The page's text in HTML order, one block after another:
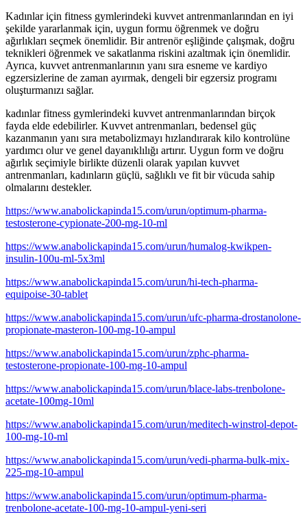
Kadınlar için fitness gymlerindeki kuvvet antrenmanlarından en iyi
şekilde yararlanmak için, uygun formu öğrenmek ve doğru
ağırlıkları seçmek önemlidir. Bir antrenör eşliğinde çalışmak, doğru
teknikleri öğrenmek ve sakatlanma riskini azaltmak için önemlidir.
Ayrıca, kuvvet antrenmanlarının yanı sıra esneme ve kardiyo
egzersizlerine de zaman ayırmak, dengeli bir egzersiz programı
oluşturmanızı sağlar.
kadınlar fitness gymlerindeki kuvvet antrenmanlarından birçok
fayda elde edebilirler. Kuvvet antrenmanları, bedensel güç
kazanmanın yanı sıra metabolizmayı hızlandırarak kilo kontrolüne
yardımcı olur ve genel dayanıklılığı artırır. Uygun form ve doğru
ağırlık seçimiyle birlikte düzenli olarak yapılan kuvvet
antrenmanları, kadınların güçlü, sağlıklı ve fit bir vücuda sahip
olmalarını destekler.
https://www.anabolickapinda15.com/urun/optimum-pharma-
testosterone-cypionate-200-mg-10-ml
https://www.anabolickapinda15.com/urun/humalog-kwikpen-
insulin-100u-ml-5x3ml
https://www.anabolickapinda15.com/urun/hi-tech-pharma-
equipoise-30-tablet
https://www.anabolickapinda15.com/urun/ufc-pharma-drostanolone-
propionate-masteron-100-mg-10-ampul
https://www.anabolickapinda15.com/urun/zphc-pharma-
testosterone-propionate-100-mg-10-ampul
https://www.anabolickapinda15.com/urun/blace-labs-trenbolone-
acetate-100mg-10ml
https://www.anabolickapinda15.com/urun/meditech-winstrol-depot-
100-mg-10-ml
https://www.anabolickapinda15.com/urun/vedi-pharma-bulk-mix-
225-mg-10-ampul
https://www.anabolickapinda15.com/urun/optimum-pharma-
trenbolone-acetate-100-mg-10-ampul-yeni-seri